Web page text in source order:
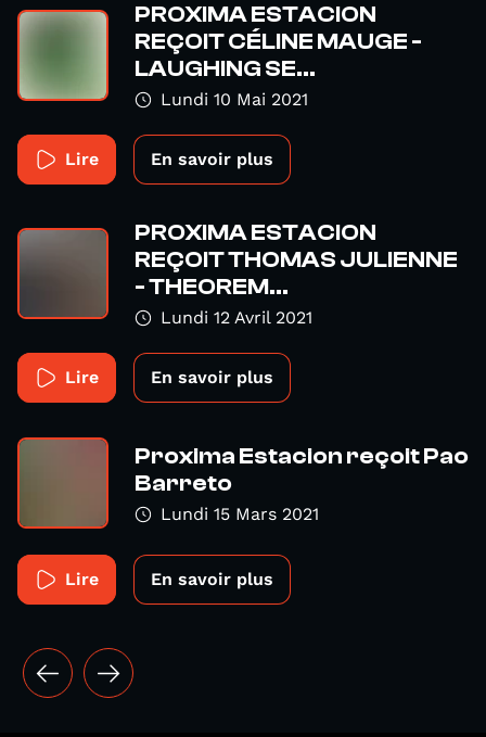
PROXIMA ESTACION
REÇOIT CÉLINE MAUGE -
LAUGHING SE...
Lundi 10 Mai 2021
Lire En savoir plus
PROXIMA ESTACION
REÇOIT THOMAS JULIENNE
- THEOREM...
Lundi 12 Avril 2021
Lire En savoir plus
Proxima Estacion reçoit Pao
Barreto
Lundi 15 Mars 2021
Lire En savoir plus